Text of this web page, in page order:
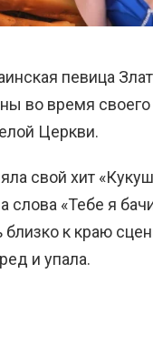
певица
во время своего
Церкви.
свой хит
слова «Тебе я
к краю
и упала.